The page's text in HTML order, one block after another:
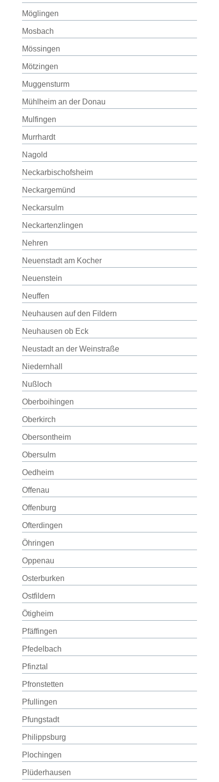
Möglingen
Mosbach
Mössingen
Mötzingen
Muggensturm
Mühlheim an der Donau
Mulfingen
Murrhardt
Nagold
Neckarbischofsheim
Neckargemünd
Neckarsulm
Neckartenzlingen
Nehren
Neuenstadt am Kocher
Neuenstein
Neuffen
Neuhausen auf den Fildern
Neuhausen ob Eck
Neustadt an der Weinstraße
Niedernhall
Nußloch
Oberboihingen
Oberkirch
Obersontheim
Obersulm
Oedheim
Offenau
Offenburg
Ofterdingen
Öhringen
Oppenau
Osterburken
Ostfildern
Ötigheim
Pfäffingen
Pfedelbach
Pfinztal
Pfronstetten
Pfullingen
Pfungstadt
Philippsburg
Plochingen
Plüderhausen